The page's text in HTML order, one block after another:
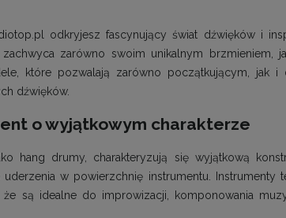
odkryjesz fascynujący świat dźwięków i
zarówno swoim unikalnym brzmieniem,
które pozwalają zarówno początkującym, jak
dźwięków.
o wyjątkowym charakterze
hang drumy, charakteryzują się wyjątkową
w powierzchnię instrumentu. Instrumenty
że są idealne do improwizacji, komponowania